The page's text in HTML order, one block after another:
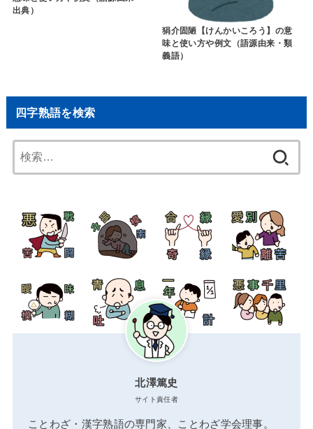
出典）
狷介固陋【けんかいころう】の意
味と使い方や例文（語源由来・類
義語）
四字熟語を検索
索:
北澤篤史
サイト責任者
ことわざ・漢字熟語の専門家、ことわざ学会理事。